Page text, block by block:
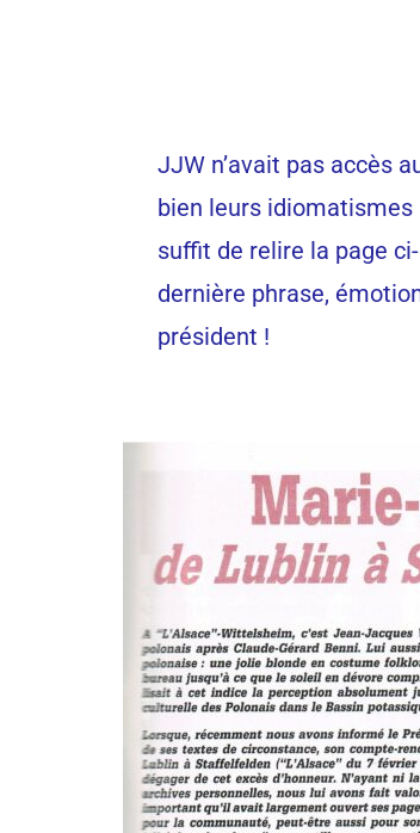
JJW n’avait pas accès
bien leurs idiomatismes
suffit de relire la page
dernière phrase,
président !